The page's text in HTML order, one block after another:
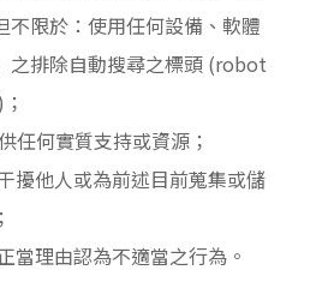
不限於：使用任何設備、軟體
之排除自動搜尋之標頭 (robot
任何實質支持或資源；
擾他人或為前述目前蒐集或儲
當理由認為不適當之行為。